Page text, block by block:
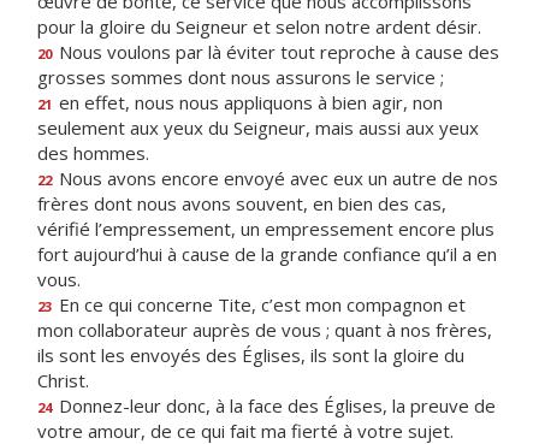
pour la gloire du Seigneur et selon notre ardent désir.
20 Nous voulons par là éviter tout reproche à cause des
grosses sommes dont nous assurons le service ;
21 en effet, nous nous appliquons à bien agir, non
seulement aux yeux du Seigneur, mais aussi aux yeux
des hommes.
22 Nous avons encore envoyé avec eux un autre de nos
frères dont nous avons souvent, en bien des cas,
vérifié l’empressement, un empressement encore plus
fort aujourd’hui à cause de la grande confiance qu’il a en
vous.
23 En ce qui concerne Tite, c’est mon compagnon et
mon collaborateur auprès de vous ; quant à nos frères,
ils sont les envoyés des Églises, ils sont la gloire du
Christ.
24 Donnez-leur donc, à la face des Églises, la preuve de
votre amour, de ce qui fait ma fierté à votre sujet.